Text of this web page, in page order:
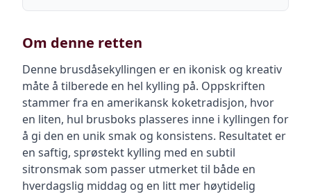
Om denne retten
Denne brusdåsekyllingen er en ikonisk og kreativ
måte å tilberede en hel kylling på. Oppskriften
stammer fra en amerikansk koketradisjon, hvor
en liten, hul brusboks plasseres inne i kyllingen for
å gi den en unik smak og konsistens. Resultatet er
en saftig, sprøstekt kylling med en subtil
sitronsmak som passer utmerket til både en
hverdagslig middag og en litt mer høytidelig